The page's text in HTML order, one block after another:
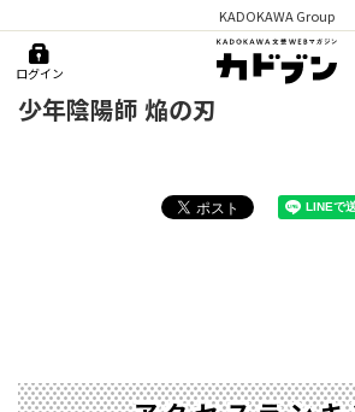
KADOKAWA Group
ログイン
少年陰陽師 焔の刃